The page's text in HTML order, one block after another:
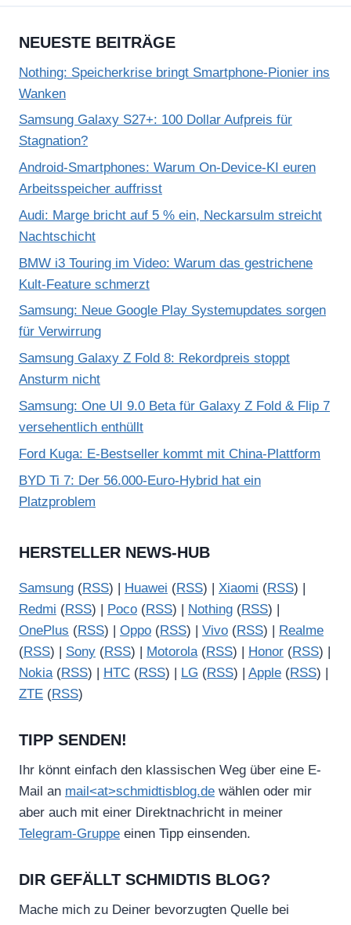
NEUESTE BEITRÄGE
Nothing: Speicherkrise bringt Smartphone-Pionier ins
Wanken
Samsung Galaxy S27+: 100 Dollar Aufpreis für
Stagnation?
Android-Smartphones: Warum On-Device-KI euren
Arbeitsspeicher auffrisst
Audi: Marge bricht auf 5 % ein, Neckarsulm streicht
Nachtschicht
BMW i3 Touring im Video: Warum das gestrichene
Kult-Feature schmerzt
Samsung: Neue Google Play Systemupdates sorgen
für Verwirrung
Samsung Galaxy Z Fold 8: Rekordpreis stoppt
Ansturm nicht
Samsung: One UI 9.0 Beta für Galaxy Z Fold & Flip 7
versehentlich enthüllt
Ford Kuga: E-Bestseller kommt mit China-Plattform
BYD Ti 7: Der 56.000-Euro-Hybrid hat ein
Platzproblem
HERSTELLER NEWS-HUB
Samsung (RSS) | Huawei (RSS) | Xiaomi (RSS) |
Redmi (RSS) | Poco (RSS) | Nothing (RSS) |
OnePlus (RSS) | Oppo (RSS) | Vivo (RSS) |
Realme
(RSS) | Sony (RSS) | Motorola(RSS) | Honor (RSS) |
Nokia(RSS) | HTC (RSS) | LG (RSS) | Apple (RSS) |
ZTE (RSS)
TIPP SENDEN!
Ihr könnt einfach den klassischen Weg über eine E-
Mail an mail<at>schmidtisblog.de wählen oder mir
aber auch mit einer Direktnachricht in meiner
Telegram-Gruppe einen Tipp einsenden.
DIR GEFÄLLT SCHMIDTIS BLOG?
Mache mich zu Deiner bevorzugten Quelle bei